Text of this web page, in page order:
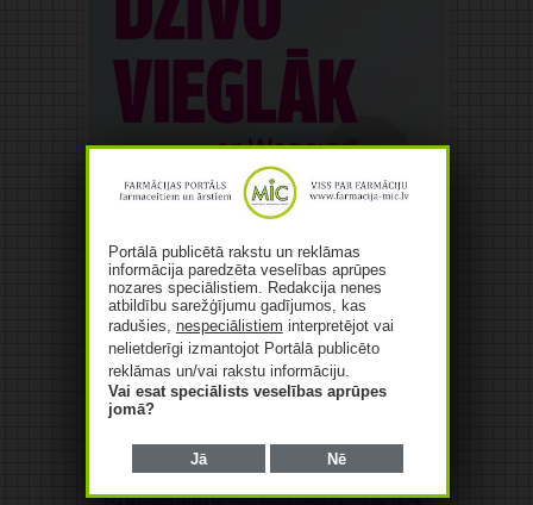
Portālā publicētā rakstu un reklāmas
informācija paredzēta veselības aprūpes
nozares speciālistiem. Redakcija nenes
atbildību sarežģījumu gadījumos, kas
radušies, nespeciālistiem interpretējot vai
nelietderīgi izmantojot Portālā publicēto
reklāmas un/vai rakstu informāciju.
Vai esat speciālists veselības aprūpes
jomā?
Jā Nē